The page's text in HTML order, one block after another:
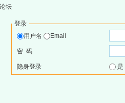
坛
登录
用户名
Email
密 码
隐身登录